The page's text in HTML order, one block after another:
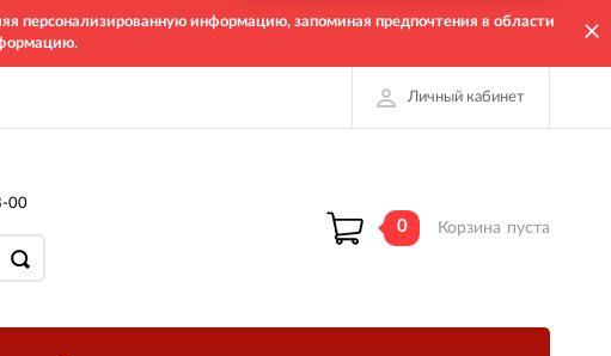
персонализированную информацию, запоминая предпочтения в области
Личный кабинет
00
0 Корзина пуста